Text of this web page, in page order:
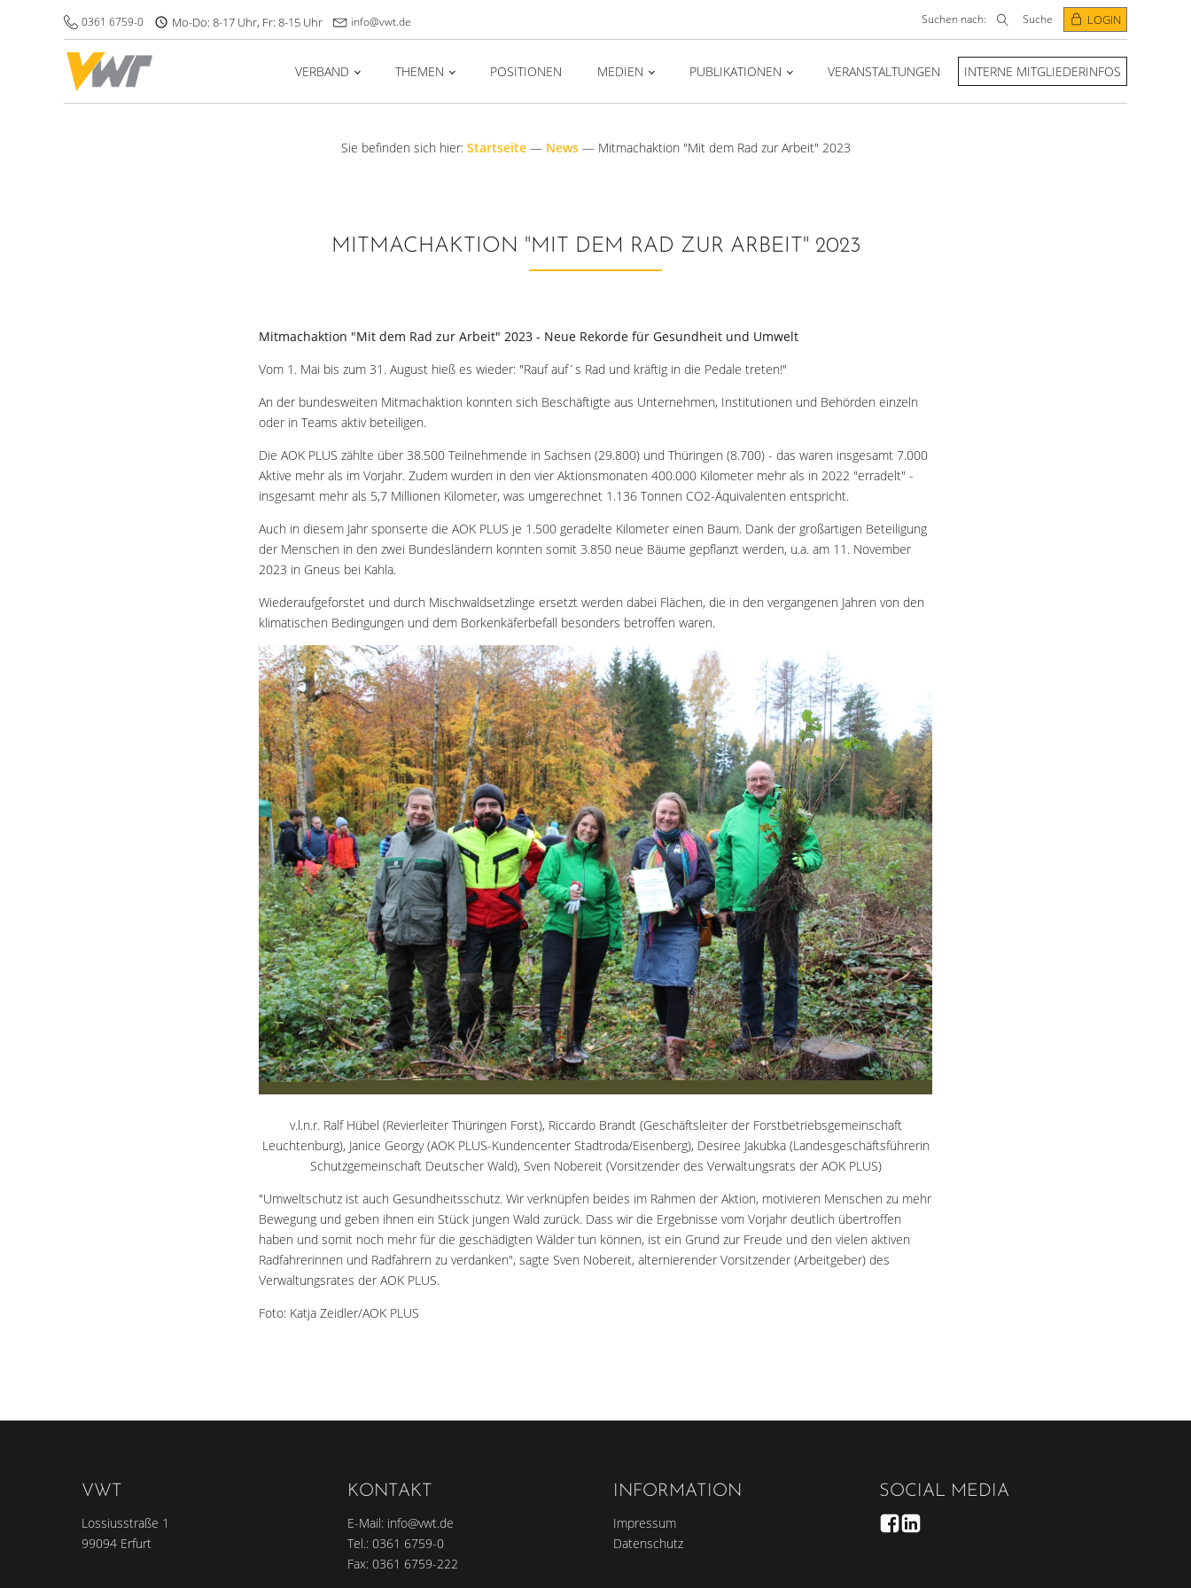
0361 6759-0 Mo-Do: 8-17 Uhr, Fr: 8-15 Uhr info@vwt.de Suchen nach: Suche LOGIN
VERBAND THEMEN POSITIONEN MEDIEN PUBLIKATIONEN VERANSTALTUNGEN INTERNE MITGLIEDERINFOS
Sie befinden sich hier: Startseite— News— Mitmachaktion "Mit dem Rad zur Arbeit" 2023
MITMACHAKTION "MIT DEM RAD ZUR ARBEIT" 2023
Mitmachaktion "Mit dem Rad zur Arbeit" 2023 - Neue Rekorde für Gesundheit und Umwelt
Vom 1. Mai bis zum 31. August hieß es wieder: "Rauf auf´s Rad und kräftig in die Pedale treten!"
An der bundesweiten Mitmachaktion konnten sich Beschäftigte aus Unternehmen, Institutionen und Behörden einzeln
oder in Teams aktiv beteiligen.
Die AOK PLUS zählte über 38.500 Teilnehmende in Sachsen (29.800) und Thüringen (8.700) - das waren insgesamt 7.000
Aktive mehr als im Vorjahr. Zudem wurden in den vier Aktionsmonaten 400.000 Kilometer mehr als in 2022 "erradelt" -
insgesamt mehr als 5,7 Millionen Kilometer, was umgerechnet 1.136 Tonnen CO2-Äquivalenten entspricht.
Auch in diesem Jahr sponserte die AOK PLUS je 1.500 geradelte Kilometer einen Baum. Dank der großartigen Beteiligung
der Menschen in den zwei Bundesländern konnten somit 3.850 neue Bäume gepflanzt werden, u.a. am 11. November
2023 in Gneus bei Kahla.
Wiederaufgeforstet und durch Mischwaldsetzlinge ersetzt werden dabei Flächen, die in den vergangenen Jahren von den
klimatischen Bedingungen und dem Borkenkäferbefall besonders betroffen waren.
v.l.n.r. Ralf Hübel (Revierleiter Thüringen Forst), Riccardo Brandt (Geschäftsleiter der Forstbetriebsgemeinschaft
Leuchtenburg), Janice Georgy (AOK PLUS-Kundencenter Stadtroda/Eisenberg), Desiree Jakubka (Landesgeschäftsführerin
Schutzgemeinschaft Deutscher Wald), Sven Nobereit (Vorsitzender des Verwaltungsrats der AOK PLUS)
"Umweltschutz ist auch Gesundheitsschutz. Wir verknüpfen beides im Rahmen der Aktion, motivieren Menschen zu mehr
Bewegung und geben ihnen ein Stück jungen Wald zurück. Dass wir die Ergebnisse vom Vorjahr deutlich übertroffen
haben und somit noch mehr für die geschädigten Wälder tun können, ist ein Grund zur Freude und den vielen aktiven
Radfahrerinnen und Radfahrern zu verdanken", sagte Sven Nobereit, alternierender Vorsitzender (Arbeitgeber) des
Verwaltungsrates der AOK PLUS.
Foto: Katja Zeidler/AOK PLUS
VWT
Lossiusstraße 1
99094 Erfurt
KONTAKT
E-Mail: info@vwt.de
Tel.: 0361 6759-0
Fax: 0361 6759-222
INFORMATION
Impressum
Datenschutz
SOCIAL MEDIA